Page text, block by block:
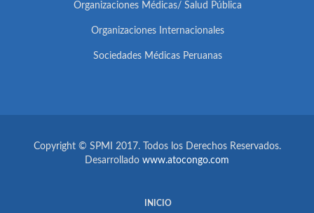
Organizaciones Médicas/ Salud Pública
Organizaciones Internacionales
Sociedades Médicas Peruanas
Copyright © SPMI 2017. Todos los Derechos Reservados.
Desarrollado www.atocongo.com
INICIO